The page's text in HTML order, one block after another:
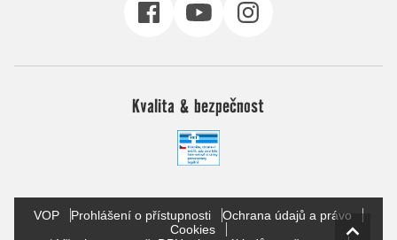
Kvalita & bezpečnost
VOP Prohlášení o přístupnosti
Ochrana údajů a právo
Cookies